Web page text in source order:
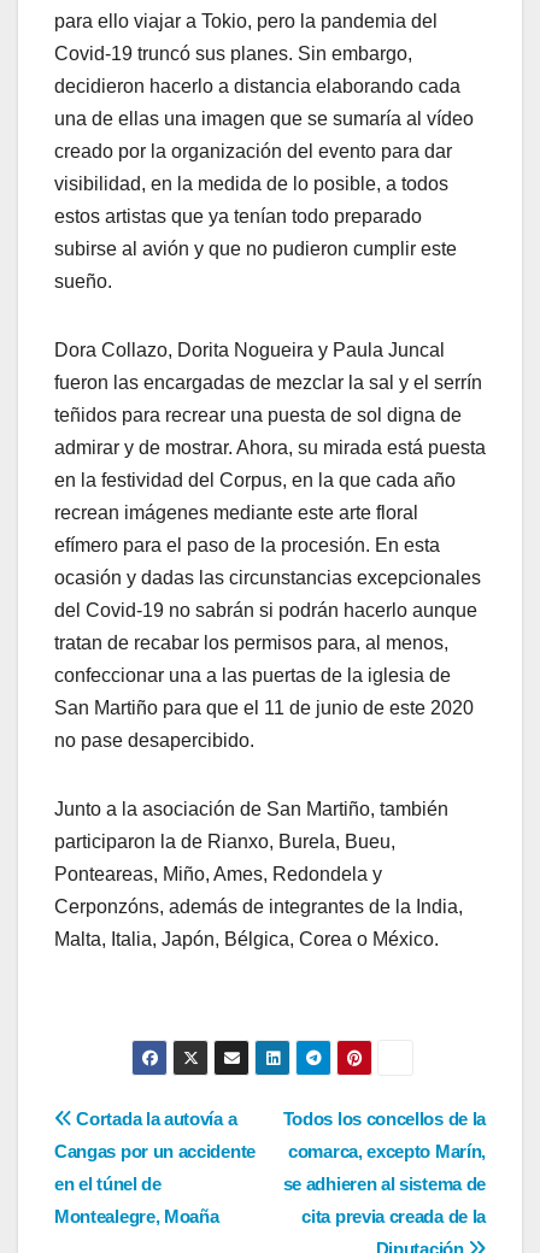
para ello viajar a Tokio, pero la pandemia del
Covid-19 truncó sus planes. Sin embargo,
decidieron hacerlo a distancia elaborando cada
una de ellas una imagen que se sumaría al vídeo
creado por la organización del evento para dar
visibilidad, en la medida de lo posible, a todos
estos artistas que ya tenían todo preparado
subirse al avión y que no pudieron cumplir este
sueño.
Dora Collazo, Dorita Nogueira y Paula Juncal
fueron las encargadas de mezclar la sal y el serrín
teñidos para recrear una puesta de sol digna de
admirar y de mostrar. Ahora, su mirada está puesta
en la festividad del Corpus, en la que cada año
recrean imágenes mediante este arte floral
efímero para el paso de la procesión. En esta
ocasión y dadas las circunstancias excepcionales
del Covid-19 no sabrán si podrán hacerlo aunque
tratan de recabar los permisos para, al menos,
confeccionar una a las puertas de la iglesia de
San Martiño para que el 11 de junio de este 2020
no pase desapercibido.
Junto a la asociación de San Martiño, también
participaron la de Rianxo, Burela, Bueu,
Ponteareas, Miño, Ames, Redondela y
Cerponzóns, además de integrantes de la India,
Malta, Italia, Japón, Bélgica, Corea o México.
Navegación
de
entradas
Todos los concellos de la
comarca, excepto Marín,
se adhieren al sistema de
cita previa creada de la
Cortada la autovía a
Cangas por un accidente
en el túnel de
Montealegre, Moaña